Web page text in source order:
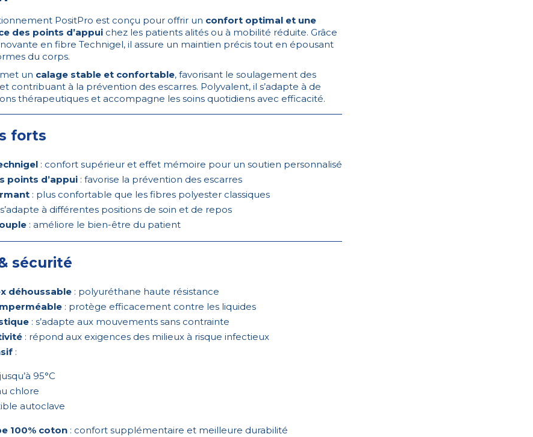
PositPro est conçu pour offrir un confort optimal et une
des points d’appui chez les patients alités ou à mobilité réduite. Grâce
en fibre Technigel, il assure un maintien précis tout en épousant
du corps.
un calage stable et confortable, favorisant le soulagement des
contribuant à la prévention des escarres. Polyvalent, il s’adapte à de
thérapeutiques et accompagne les soins quotidiens avec efficacité.
forts
: confort supérieur et effet mémoire pour un soutien personnalisé
points d’appui : favorise la prévention des escarres
: plus confortable que les fibres polyester classiques
s’adapte à différentes positions de soin et de repos
: améliore le bien-être du patient
sécurité
déhoussable : polyuréthane haute résistance
: protège efficacement contre les liquides
: s’adapte aux mouvements sans contrainte
: répond aux exigences des milieux à risque infectieux
:
95°C
chlore
autoclave
100% coton : confort supplémentaire et meilleure durabilité